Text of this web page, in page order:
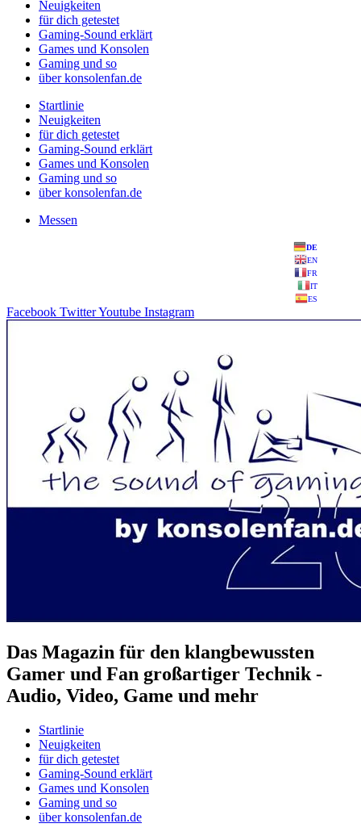
Neuigkeiten
für dich getestet
Gaming-Sound erklärt
Games und Konsolen
Gaming und so
über konsolenfan.de
Startlinie
Neuigkeiten
für dich getestet
Gaming-Sound erklärt
Games und Konsolen
Gaming und so
über konsolenfan.de
Messen
DE
EN
FR
IT
ES
Facebook TwitterYoutube Instagram
Das Magazin für den klangbewussten
Gamer und Fan großartiger Technik -
Audio, Video, Game und mehr
Startlinie
Neuigkeiten
für dich getestet
Gaming-Sound erklärt
Games und Konsolen
Gaming und so
über konsolenfan.de